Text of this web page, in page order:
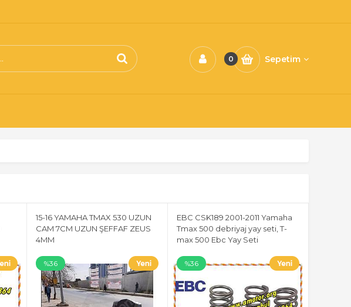
0 Sepetim
15-16 YAMAHA TMAX 530 UZUN
CAM 7CM UZUN ŞEFFAF ZEUS
4MM
%36
EBC CSK189 2001-2011 Yamaha
Tmax 500 debriyaj yay seti, T-
max 500 Ebc Yay Seti
%36